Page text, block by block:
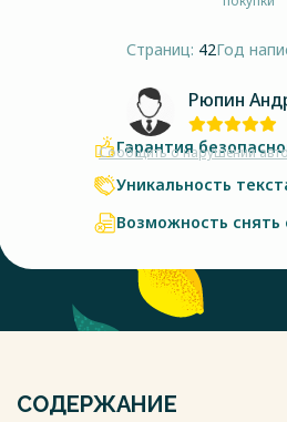
Страниц: 42Год
Рюпин
Сообщить о нарушении
Гарантия
Уникальность
Возможность снять
СОДЕРЖАНИЕ